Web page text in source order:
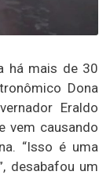
há mais de 30
Dona
Eraldo
vem causando
“Isso é uma
desabafou um